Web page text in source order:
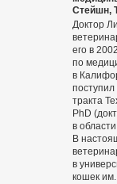
Стейшн,
Доктор
его в
по
в
тракта
PhD
в
В
в
кошек